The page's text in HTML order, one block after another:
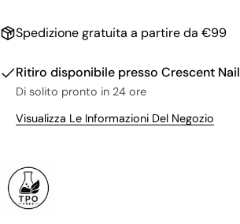
Spedizione gratuita a partire da €99
Ritiro disponibile presso Crescent Nail
Di solito pronto in 24 ore
Visualizza Le Informazioni Del Negozio
Condividi
su
Facebook
Condividi
su
X
Pin
su
Pinterest
tuo
Il
messaggio